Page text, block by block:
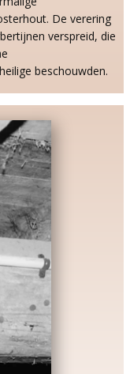
De verering
verspreid, die
beschouwden.